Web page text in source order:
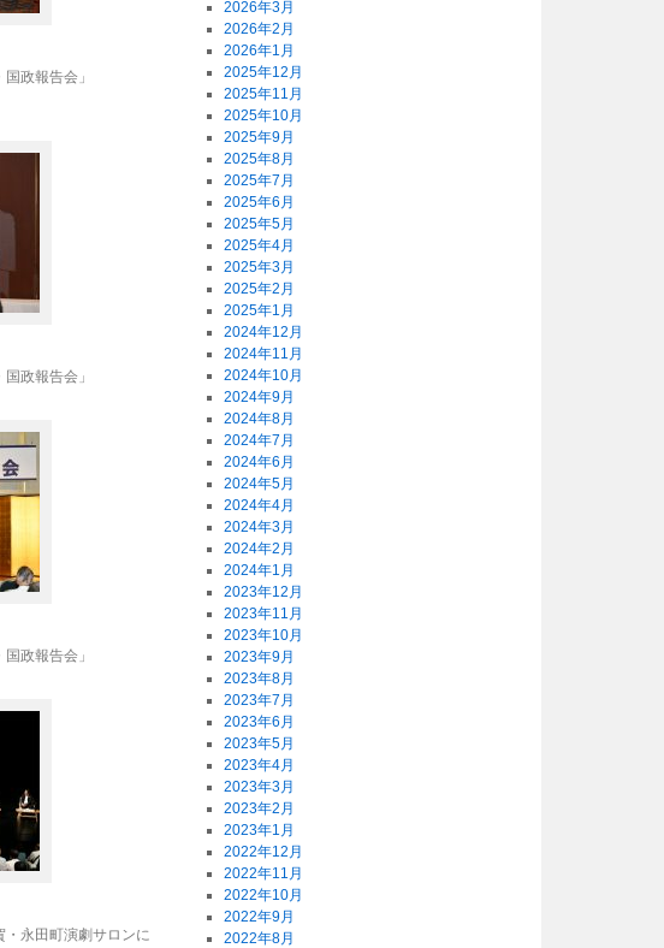
政報告会」
政報告会」
政報告会」
永田町演劇サロンに
2026年3月
2026年2月
2026年1月
2025年12月
2025年11月
2025年10月
2025年9月
2025年8月
2025年7月
2025年6月
2025年5月
2025年4月
2025年3月
2025年2月
2025年1月
2024年12月
2024年11月
2024年10月
2024年9月
2024年8月
2024年7月
2024年6月
2024年5月
2024年4月
2024年3月
2024年2月
2024年1月
2023年12月
2023年11月
2023年10月
2023年9月
2023年8月
2023年7月
2023年6月
2023年5月
2023年4月
2023年3月
2023年2月
2023年1月
2022年12月
2022年11月
2022年10月
2022年9月
2022年8月